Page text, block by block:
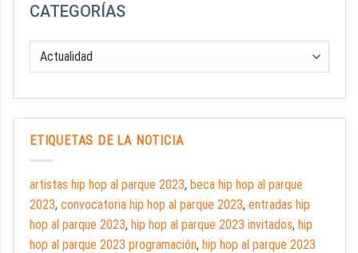
CATEGORÍAS
ETIQUETAS DE LA NOTICIA
artistas hip hop al parque 2023, beca hip hop al parque
2023, convocatoria hip hop al parque 2023, entradas hip
hop al parque 2023, hip hop al parque 2023 invitados, hip
hop al parque 2023 programación, hip hop al parque 2023